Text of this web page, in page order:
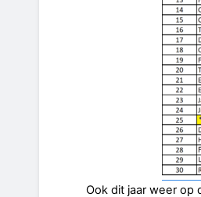
Ook dit jaar weer